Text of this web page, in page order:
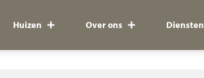
Huizen Over ons Diensten